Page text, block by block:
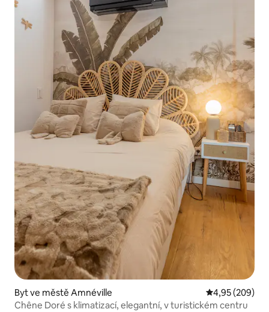
Byt ve městě Amnéville Průměrné
4,95 (209)
Chêne Doré s klimatizací, elegantní, v turistickém centru